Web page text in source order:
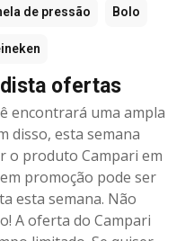
de pressão Bolo
ofertas
encontrará uma ampla
disso, esta semana
o produto Campari em
promoção pode ser
esta semana. Não
A oferta do Campari